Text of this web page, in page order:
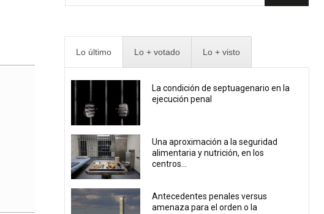
Lo último Lo + votado Lo + visto
La condición de septuagenario en la
ejecución penal
Una aproximación a la seguridad
alimentaria y nutrición, en los
centros...
Antecedentes penales versus
amenaza para el orden o la